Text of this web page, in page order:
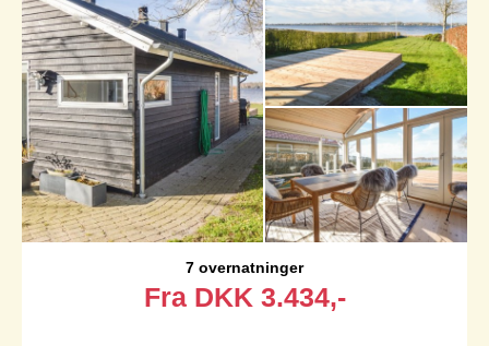
7 overnatninger
Fra DKK 3.434,-